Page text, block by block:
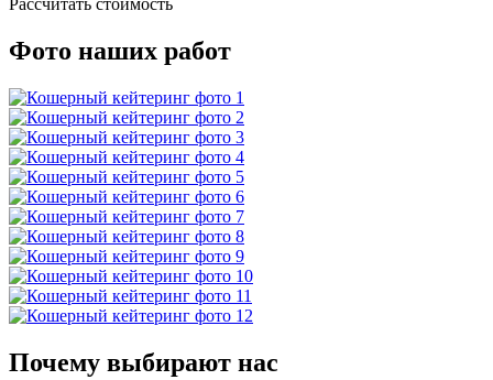
Фото наших работ
Почему выбирают нас